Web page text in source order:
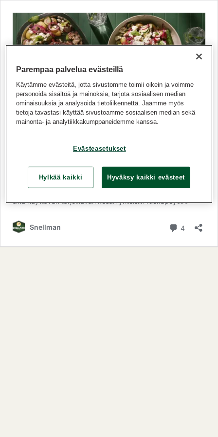
Kinuskipossu on grilliherkku, jossa maltti palkitaan.
lämmöllä pitkään mureaksi ja saa pintaansa makean
kinuskikuorrutuksen. Paahdetut varhaisperunat ja raikkaat
pikkelikasvikset tuovat annokseen tasapainoa ja tekevät
siitä näyttävän tarjottavan kesän yhteisiin ruokapöytiin.
Snellman 4
Parempaa palvelua evästeillä
Käytämme evästeitä, jotta sivustomme toimii oikein ja voimme
personoida sisältöä ja mainoksia, tarjota sosiaalisen median
ominaisuuksia ja analysoida tietoliikennettä. Jaamme myös
tietoja tavastasi käyttää sivustoamme sosiaalisen median sekä
mainonta- ja analytiikkakumppaneidemme kanssa.
Evästeasetukset
Hylkää kaikki Hyväksy kaikki evästeet